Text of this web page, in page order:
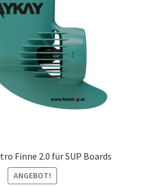
Finne 2.0 für SUP Boards
ANGEBOT!